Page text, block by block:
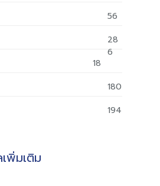
56
28
6
18
180
194
พิ่มเติม